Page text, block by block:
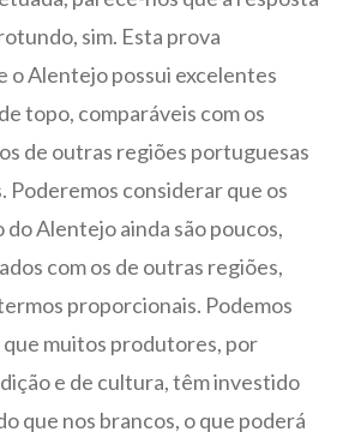
sim. Esta prova
o Alentejo possui excelentes
topo, comparáveis com os
de outras regiões portuguesas
Poderemos considerar que os
Alentejo ainda são poucos,
com os de outras regiões,
proporcionais. Podemos
muitos produtores, por
e de cultura, têm investido
que nos brancos, o que poderá